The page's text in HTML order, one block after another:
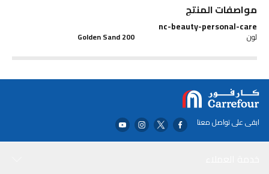
مواصفات المنتج
nc-beauty-personal-care
لون 200 Golden Sand
ابقى على تواصل معنا